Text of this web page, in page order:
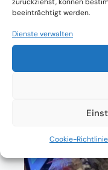
beeinträchtigt werden.
Dienste verwalten
Cookie-Richtlinie